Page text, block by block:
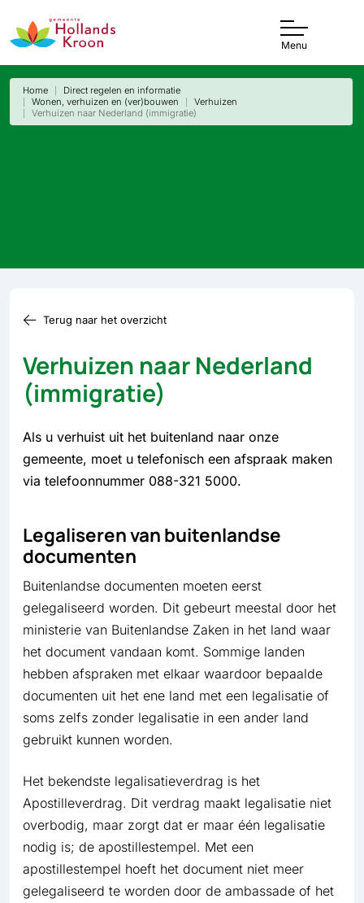
Menu
Home
Direct regelen en informatie
Wonen, verhuizen en (ver)bouwen
Verhuizen
Verhuizen naar Nederland (immigratie)
Terug naar het overzicht
Verhuizen naar Nederland
(immigratie)
Als u verhuist uit het buitenland naar onze
gemeente, moet u telefonisch een afspraak maken
via telefoonnummer 088-321 5000.
Legaliseren van buitenlandse
documenten
Buitenlandse documenten moeten eerst
gelegaliseerd worden. Dit gebeurt meestal door het
ministerie van Buitenlandse Zaken in het land waar
het document vandaan komt. Sommige landen
hebben afspraken met elkaar waardoor bepaalde
documenten uit het ene land met een legalisatie of
soms zelfs zonder legalisatie in een ander land
gebruikt kunnen worden.
Het bekendste legalisatieverdrag is het
Apostilleverdrag. Dit verdrag maakt legalisatie niet
overbodig, maar zorgt dat er maar één legalisatie
nodig is; de apostillestempel. Met een
apostillestempel hoeft het document niet meer
gelegaliseerd te worden door de ambassade of het